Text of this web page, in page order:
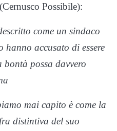
(Cernusco Possibile):
come un sindaco
accusato di essere
bontà possa davvero
mai capito è come la
distintiva del suo